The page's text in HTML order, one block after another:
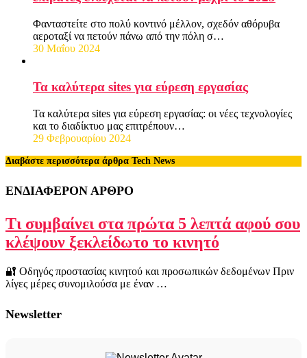
Φανταστείτε στο πολύ κοντινό μέλλον, σχεδόν αθόρυβα
αεροταξί να πετούν πάνω από την πόλη σ…
30 Μαΐου 2024
Τα καλύτερα sites για εύρεση εργασίας
Τα καλύτερα sites για εύρεση εργασίας: οι νέες τεχνολογίες
και το διαδίκτυο μας επιτρέπουν…
29 Φεβρουαρίου 2024
Διαβάστε περισσότερα άρθρα Tech News
ΕΝΔΙΑΦΕΡΟΝ ΑΡΘΡΟ
Τι συμβαίνει στα πρώτα 5 λεπτά αφού σου
κλέψουν ξεκλείδωτο το κινητό
🔐 Οδηγός προστασίας κινητού και προσωπικών δεδομένων Πριν
λίγες μέρες συνομιλούσα με έναν …
Newsletter